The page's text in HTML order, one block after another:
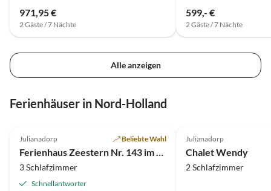
971,95 €
2 Gäste / 7 Nächte
599,- €
2 Gäste / 7 Nächte
Alle anzeigen
Ferienhäuser in Nord-Holland
Julianadorp Beliebte Wahl
Ferienhaus Zeestern Nr. 143 im Ferienpark Strandslag
3 Schlafzimmer
Schnellantworter
Julianadorp
Chalet Wendy
2 Schlafzimmer